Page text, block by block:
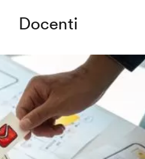
Docenti